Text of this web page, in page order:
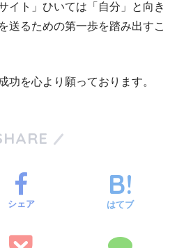
イト」ひいては「自分」と向き
送るための第一歩を踏み出すこ
功を心より願っております。
シェア はてブ